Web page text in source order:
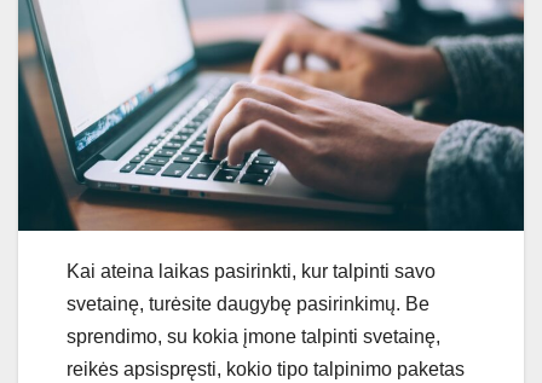
Kai ateina laikas pasirinkti, kur talpinti savo
svetainę, turėsite daugybę pasirinkimų. Be
sprendimo, su kokia įmone talpinti svetainę,
reikės apsispręsti, kokio tipo talpinimo paketas